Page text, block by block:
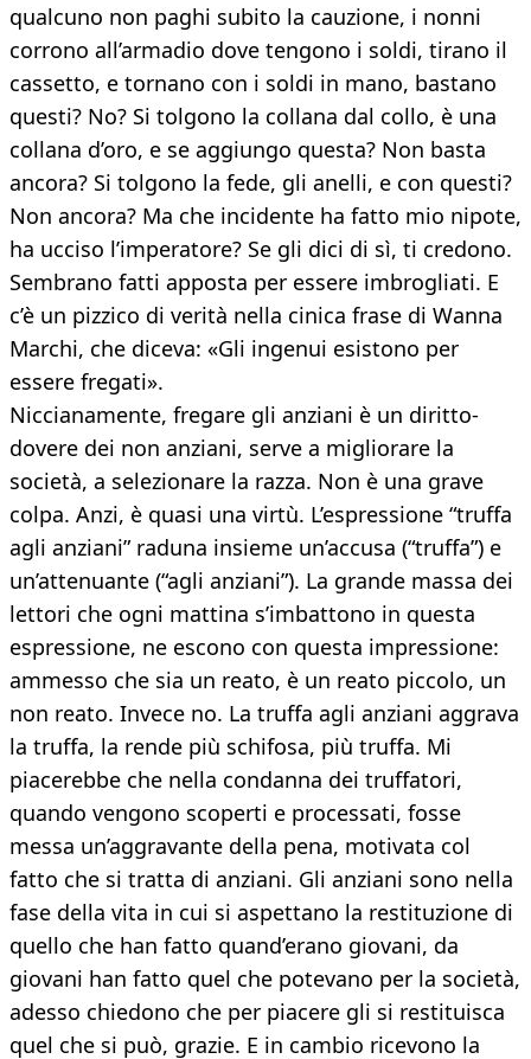
qualcuno non paghi subito la cauzione, i nonni
corrono all’armadio dove tengono i soldi, tirano il
cassetto, e tornano con i soldi in mano, bastano
questi? No? Si tolgono la collana dal collo, è una
collana d’oro, e se aggiungo questa? Non basta
ancora? Si tolgono la fede, gli anelli, e con questi?
Non ancora? Ma che incidente ha fatto mio nipote,
ha ucciso l’imperatore? Se gli dici di sì, ti credono.
Sembrano fatti apposta per essere imbrogliati. E
c’è un pizzico di verità nella cinica frase di Wanna
Marchi, che diceva: «Gli ingenui esistono per
essere fregati».
Niccianamente, fregare gli anziani è un diritto-
dovere dei non anziani, serve a migliorare la
società, a selezionare la razza. Non è una grave
colpa. Anzi, è quasi una virtù. L’espressione “truffa
agli anziani” raduna insieme un’accusa (“truffa”) e
un’attenuante (“agli anziani”). La grande massa dei
lettori che ogni mattina s’imbattono in questa
espressione, ne escono con questa impressione:
ammesso che sia un reato, è un reato piccolo, un
non reato. Invece no. La truffa agli anziani aggrava
la truffa, la rende più schifosa, più truffa. Mi
piacerebbe che nella condanna dei truffatori,
quando vengono scoperti e processati, fosse
messa un’aggravante della pena, motivata col
fatto che si tratta di anziani. Gli anziani sono nella
fase della vita in cui si aspettano la restituzione di
quello che han fatto quand’erano giovani, da
giovani han fatto quel che potevano per la società,
adesso chiedono che per piacere gli si restituisca
quel che si può, grazie. E in cambio ricevono la